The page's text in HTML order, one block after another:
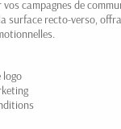
campagnes de
surface recto-verso,
logo